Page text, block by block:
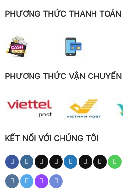
PHƯƠNG THỨC THANH TOÁN
PHƯƠNG THỨC VẬN CHUYỂN
KẾT NỐI VỚI CHÚNG TÔI